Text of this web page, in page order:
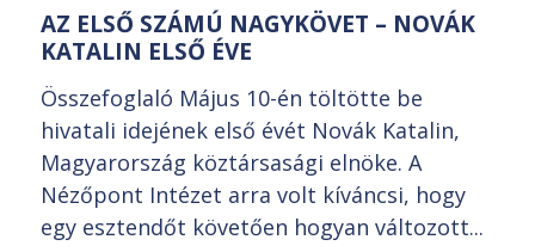
AZ ELSŐ SZÁMÚ NAGYKÖVET – NOVÁK
KATALIN ELSŐ ÉVE
Összefoglaló Május 10-én töltötte be
hivatali idejének első évét Novák Katalin,
Magyarország köztársasági elnöke. A
Nézőpont Intézet arra volt kíváncsi, hogy
egy esztendőt követően hogyan változott...